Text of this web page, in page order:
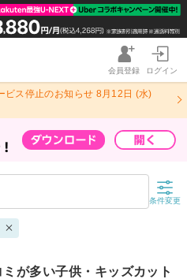
会員登録 ログイン
ビス停止のお知らせ 8月12日 (水)
条件変更
が多い子供・キッズカット